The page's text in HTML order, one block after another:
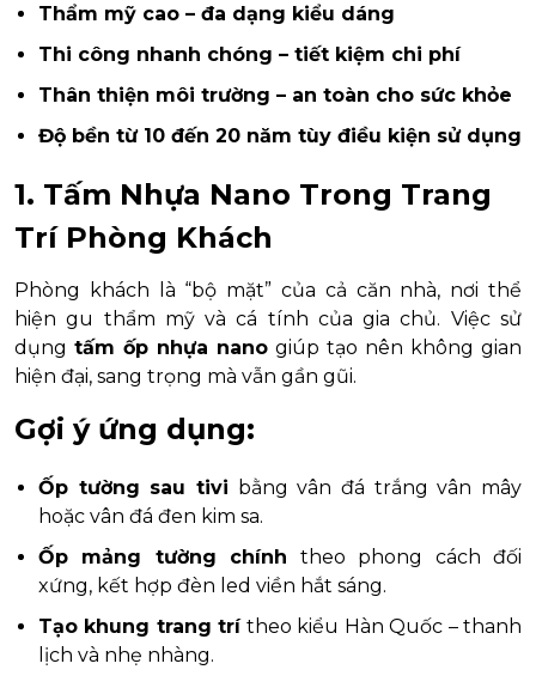
Thẩm mỹ cao – đa dạng kiểu dáng
Thi công nhanh chóng – tiết kiệm chi phí
Thân thiện môi trường – an toàn cho sức khỏe
Độ bền từ 10 đến 20 năm tùy điều kiện sử dụng
1. Tấm Nhựa Nano Trong Trang
Trí Phòng Khách
Phòng khách là “bộ mặt” của cả căn nhà, nơi thể
hiện gu thẩm mỹ và cá tính của gia chủ. Việc sử
dụng tấm ốp nhựa nano giúp tạo nên không gian
hiện đại, sang trọng mà vẫn gần gũi.
Gợi ý ứng dụng:
Ốp tường sau tivi bằng vân đá trắng vân mây
hoặc vân đá đen kim sa.
Ốp mảng tường chính theo phong cách đối
xứng, kết hợp đèn led viền hắt sáng.
Tạo khung trang trítheo kiểu Hàn Quốc – thanh
lịch và nhẹ nhàng.